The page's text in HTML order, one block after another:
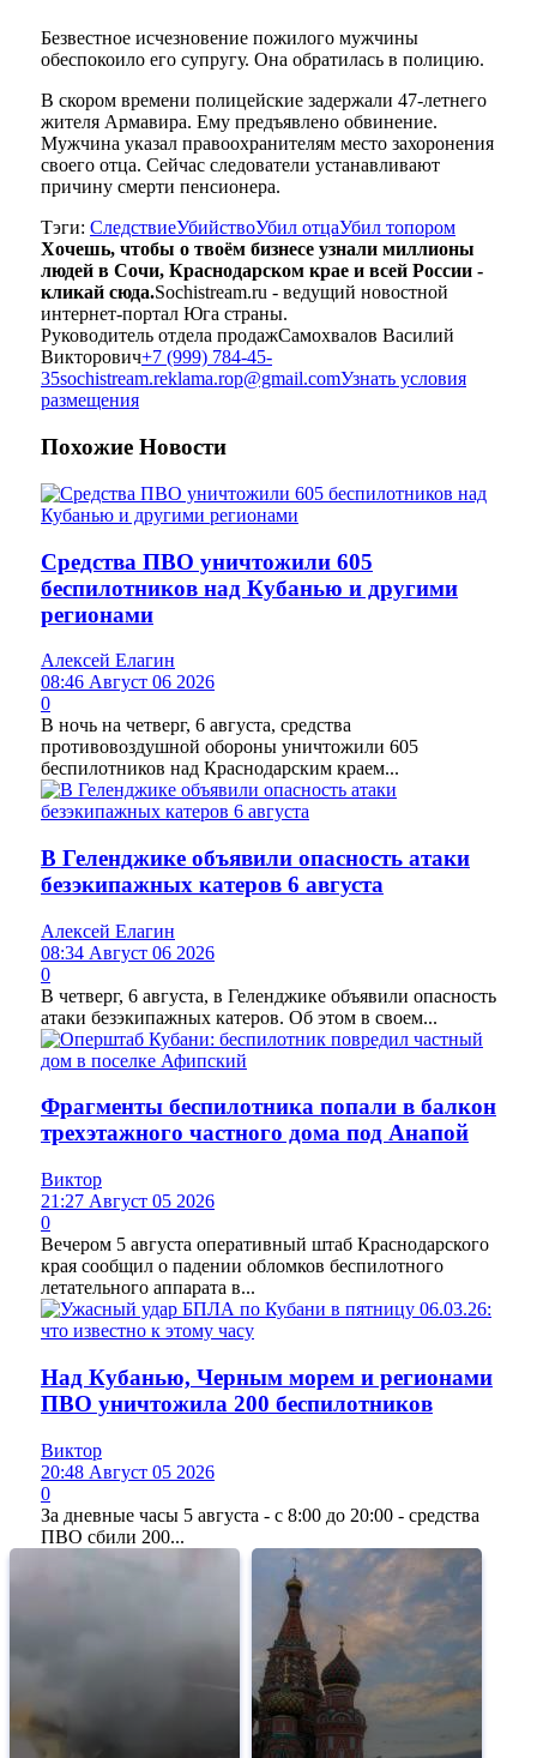
Безвестное исчезновение пожилого мужчины
обеспокоило его супругу. Она обратилась в полицию.
В скором времени полицейские задержали 47-летнего
жителя Армавира. Ему предъявлено обвинение.
Мужчина указал правоохранителям место захоронения
своего отца. Сейчас следователи устанавливают
причину смерти пенсионера.
Тэги: СледствиеУбийствоУбил отцаУбил топором
Хочешь, чтобы о твоём бизнесе узнали миллионы
людей в Сочи, Краснодарском крае и всей России -
кликай сюда.Sochistream.ru - ведущий новостной
интернет-портал Юга страны.
Руководитель отдела продажСамохвалов Василий
Викторович+7 (999) 784-45-
35sochistream.reklama.rop@gmail.comУзнать условия
размещения
Похожие Новости
Средства ПВО уничтожили 605
беспилотников над Кубанью и другими
регионами
Алексей Елагин
08:46 Август 06 2026
0
В ночь на четверг, 6 августа, средства
противовоздушной обороны уничтожили 605
беспилотников над Краснодарским краем...
В Геленджике объявили опасность атаки
безэкипажных катеров 6 августа
Алексей Елагин
08:34 Август 06 2026
0
В четверг, 6 августа, в Геленджике объявили опасность
атаки безэкипажных катеров. Об этом в своем...
Фрагменты беспилотника попали в балкон
трехэтажного частного дома под Анапой
Виктор
21:27 Август 05 2026
0
Вечером 5 августа оперативный штаб Краснодарского
края сообщил о падении обломков беспилотного
летательного аппарата в...
Над Кубанью, Черным морем и регионами
ПВО уничтожила 200 беспилотников
Виктор
20:48 Август 05 2026
0
За дневные часы 5 августа - с 8:00 до 20:00 - средства
ПВО сбили 200...